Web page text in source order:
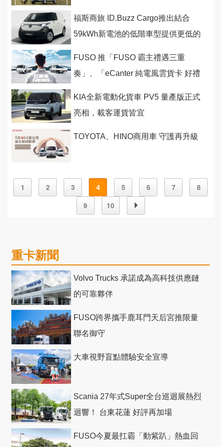
福斯商旅 ID.Buzz Cargo推出結合
59kWh新電池的低階車型提供更低的
FUSO 推「FUSO 霸主禮遇三重
奏」、「eCanter 純電風雲貨卡 好禮
KIA全新電動化貨車 PV5 量產版正式
亮相，載客運貨皆宜
TOYOTA、HINO商用車 守護再升級
1 2 3 4 5 6 7
8
9
10
重卡新聞
Volvo Trucks 承諾成為高科技供應鏈
的可靠夥伴
FUSO跨界攜手鹿耳門天后宮推限量
聯名御守
大車視野盲點體驗安全宣導
Scania 27年式Super全台巡迴展熱烈
迴響！ 台東花蓮 好評再加場
FUSO今夏最扛霸「動紫趴」熱血回